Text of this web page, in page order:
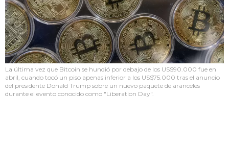
La última vez que Bitcoin se hundió por debajo de los US$90.000 fue en
abril, cuando tocó un piso apenas inferior a los US$75.000 tras el anuncio
del presidente Donald Trump sobre un nuevo paquete de aranceles
durante el evento conocido como "Liberation Day".